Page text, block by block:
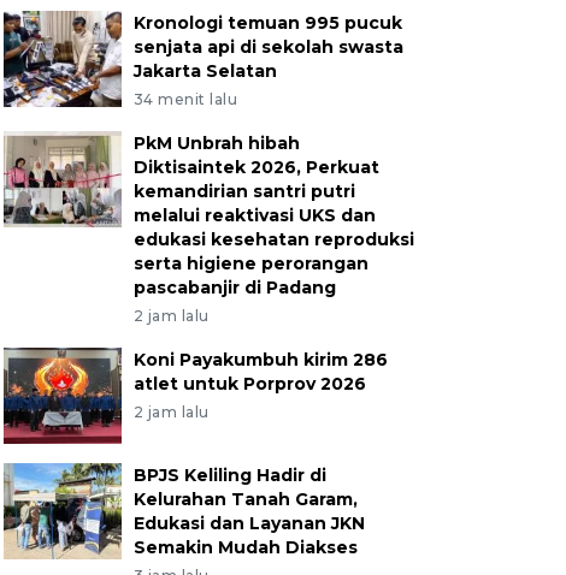
Kronologi temuan 995 pucuk
senjata api di sekolah swasta
Jakarta Selatan
34 menit lalu
PkM Unbrah hibah
Diktisaintek 2026, Perkuat
kemandirian santri putri
melalui reaktivasi UKS dan
edukasi kesehatan reproduksi
serta higiene perorangan
pascabanjir di Padang
2 jam lalu
Koni Payakumbuh kirim 286
atlet untuk Porprov 2026
2 jam lalu
BPJS Keliling Hadir di
Kelurahan Tanah Garam,
Edukasi dan Layanan JKN
Semakin Mudah Diakses